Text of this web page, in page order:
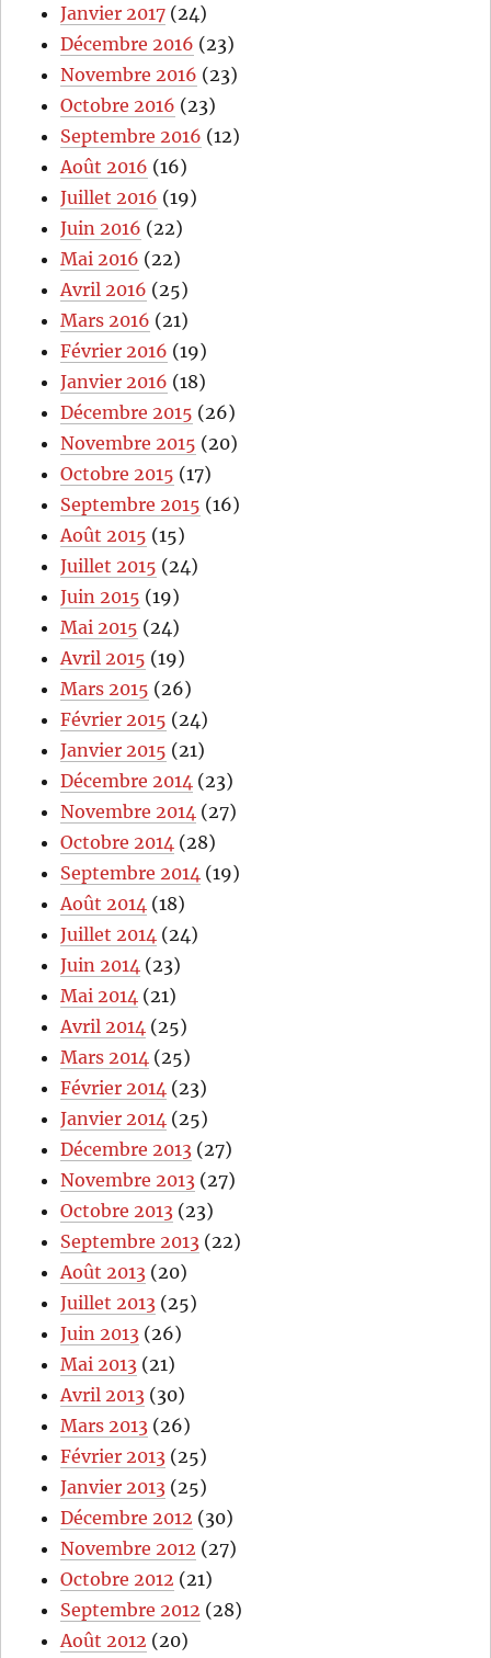
Janvier 2017 (24)
Décembre 2016 (23)
Novembre 2016 (23)
Octobre 2016 (23)
Septembre 2016 (12)
Août 2016 (16)
Juillet 2016 (19)
Juin 2016 (22)
Mai 2016 (22)
Avril 2016 (25)
Mars 2016 (21)
Février 2016 (19)
Janvier 2016 (18)
Décembre 2015 (26)
Novembre 2015 (20)
Octobre 2015 (17)
Septembre 2015 (16)
Août 2015 (15)
Juillet 2015 (24)
Juin 2015 (19)
Mai 2015 (24)
Avril 2015 (19)
Mars 2015 (26)
Février 2015 (24)
Janvier 2015 (21)
Décembre 2014 (23)
Novembre 2014 (27)
Octobre 2014 (28)
Septembre 2014 (19)
Août 2014 (18)
Juillet 2014 (24)
Juin 2014 (23)
Mai 2014 (21)
Avril 2014 (25)
Mars 2014 (25)
Février 2014 (23)
Janvier 2014 (25)
Décembre 2013 (27)
Novembre 2013 (27)
Octobre 2013 (23)
Septembre 2013 (22)
Août 2013 (20)
Juillet 2013 (25)
Juin 2013 (26)
Mai 2013 (21)
Avril 2013 (30)
Mars 2013 (26)
Février 2013 (25)
Janvier 2013 (25)
Décembre 2012 (30)
Novembre 2012 (27)
Octobre 2012 (21)
Septembre 2012 (28)
Août 2012 (20)